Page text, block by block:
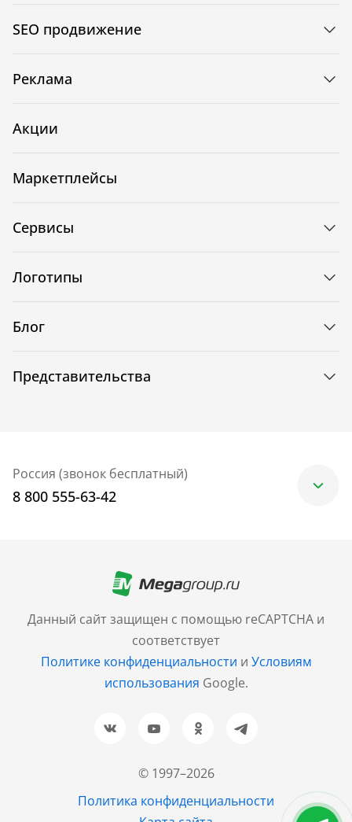
© 1997–2026
Политика конфиденциальности
Данный сайт защищен с помощью reCAPTCHA и
соответствует
Политике конфиденциальности и Условиям
использования Google.
SEO продвижение
Реклама
Акции
Маркетплейсы
Сервисы
Логотипы
Блог
Представительства
Россия (звонок бесплатный)
8 800 555-63-42
+7 (499) 705-30-10
Санкт-Петербург
+7 (812) 600-77-33
Барнаул
+7 (961) 999-93-93
Новосибирск
+7 (843) 202-37-37